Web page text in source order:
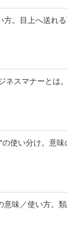
方。目上へ送れ
ネスマナーとは
使い分け。意
味／使い方。